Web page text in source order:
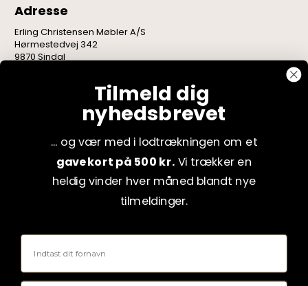
Adresse
Erling Christensen Møbler A/S
Hørmestedvej 342
9870 Sindal
Tilmeld dig
nyhedsbrevet
... og vær med i lodtrækningen om et
gavekort på 500 kr. Vi trækker en
heldig vinder hver måned blandt nye
tilmeldinger.
Fornavn